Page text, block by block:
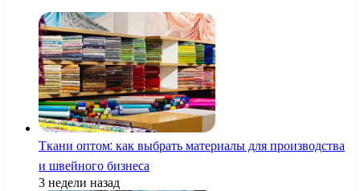
Ткани оптом: как выбрать материалы для производства
и швейного бизнеса
3 недели назад